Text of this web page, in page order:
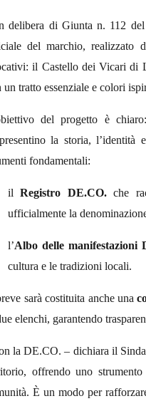
delibera di Giunta n. 112
del marchio, realizzato
il Castello dei Vicari di
un tratto essenziale e colori
del progetto è
la storia,
fondamentali:
ilRegistro DE.CO.che
ufficialmente la
l’Albo delle manifestazioni
cultura e le tradizioni locali.
sarà costituita anche una
elenchi, garantendo
la DE.CO. – dichiara il
offrendo uno
È un modo per